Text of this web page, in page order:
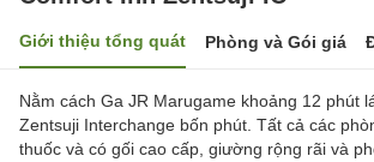
Giới thiệu tổng quát Phòng và Gói giá
Nằm cách Ga JR Marugame khoảng 12 phút
Zentsuji Interchange bốn phút. Tất cả các
thuốc và có gối cao cấp, giường rộng rãi và